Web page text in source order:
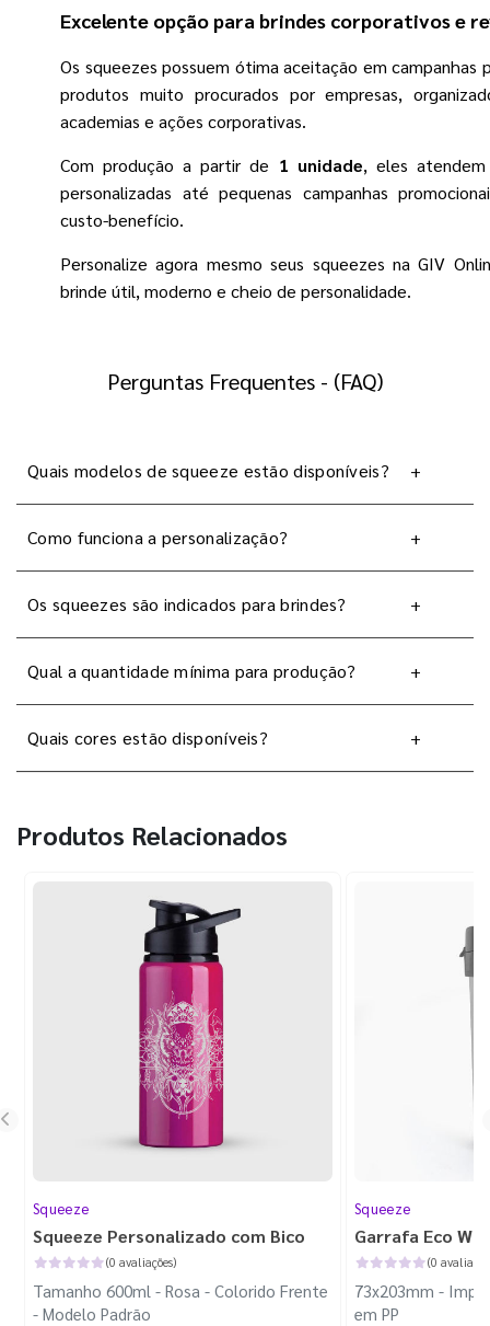
Excelente opção para brindes corporativos e
Os squeezes possuem ótima aceitação em campanhas
produtos muito procurados por empresas,
academias e ações corporativas.
Com produção a partir de 1 unidade, eles atendem
personalizadas até pequenas campanhas
custo-benefício.
Personalize agora mesmo seus squeezes na GIV
brinde útil, moderno e cheio de personalidade.
Perguntas Frequentes - (FAQ)
Quais modelos de squeeze estão disponíveis? +
Como funciona a personalização? +
Os squeezes são indicados para brindes? +
Qual a quantidade mínima para produção? +
Quais cores estão disponíveis? +
Produtos Relacionados
Squeeze
Squeeze Personalizado com Bico
(0 avaliações)
Tamanho 600ml - Rosa - Colorido Frente
- Modelo Padrão
Squeeze
Garrafa Eco
(0
73x203mm -
em PP